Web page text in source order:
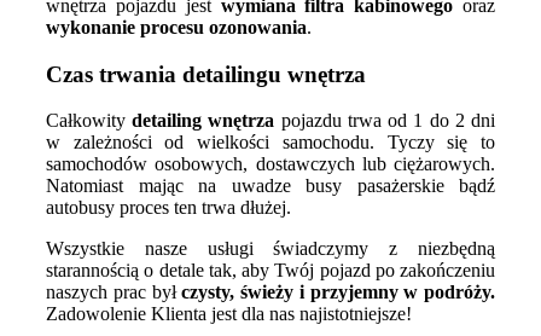
wnętrza pojazdu jest wymiana filtra kabinowego oraz
wykonanie procesu ozonowania.
Czas trwania detailingu wnętrza
Całkowitydetailing wnętrza pojazdu trwa od 1 do 2 dni
w zależności od wielkości samochodu. Tyczy się to
samochodów osobowych, dostawczych lub ciężarowych.
Natomiast mając na uwadze busy pasażerskie bądź
autobusy proces ten trwa dłużej.
Wszystkie nasze usługi świadczymy z niezbędną
starannością o detale tak, aby Twój pojazd po zakończeniu
naszych prac byłczysty, świeży i przyjemny w podróży.
Zadowolenie Klienta jest dla nas najistotniejsze!